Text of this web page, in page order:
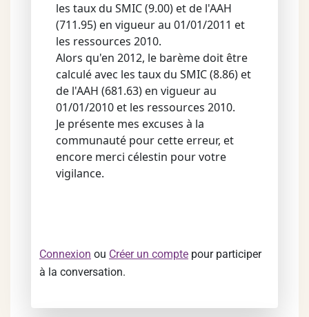
les taux du SMIC (9.00) et de l'AAH
(711.95) en vigueur au 01/01/2011 et
les ressources 2010.
Alors qu'en 2012, le barème doit être
calculé avec les taux du SMIC (8.86) et
de l'AAH (681.63) en vigueur au
01/01/2010 et les ressources 2010.
Je présente mes excuses à la
communauté pour cette erreur, et
encore merci célestin pour votre
vigilance.
Connexion ou Créer un compte pour participer
à la conversation.